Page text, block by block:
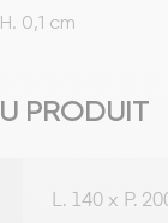
0,1 cm
PRODUIT
L. 140 x P.